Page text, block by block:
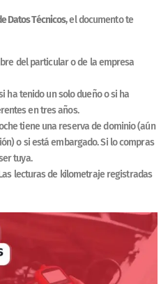
Datos Técnicos, el documento te
del particular o de la empresa
ha tenido un solo dueño o si ha
en tres años.
tiene una reserva de dominio (aún
o si está embargado. Si lo compras
tuya.
lecturas de kilometraje registradas